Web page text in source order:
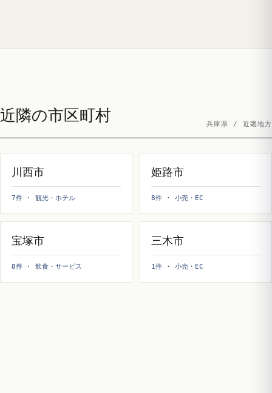
近隣の市区町村 兵庫県 / 近畿地方
川西市
7件 · 観光・ホテル
姫路市
8件 · 小売・EC
宝塚市
8件 · 飲食・サービス
三木市
1件 · 小売・EC